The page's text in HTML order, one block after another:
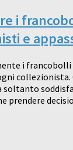
i
e
i francobolli
collezionista.
soltanto
prendere